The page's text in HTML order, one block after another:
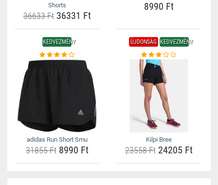
Shorts
36633 Ft36331 Ft
8990 Ft
KEDVEZMÉNY
adidas Run Short Smu
31855 Ft8990 Ft
ÚJDONSÁG KEDVEZMÉNY
Kilpi Bree
23558 Ft24205 Ft